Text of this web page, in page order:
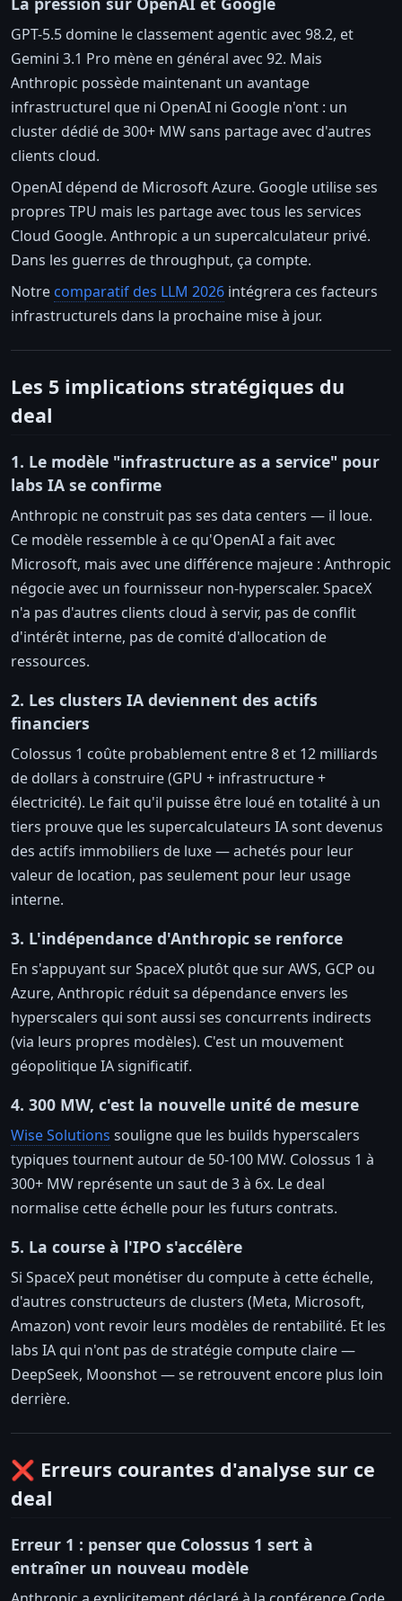
GPT-5.5 domine le classement agentic avec 98.2, et
Gemini 3.1 Pro mène en général avec 92. Mais
Anthropic possède maintenant un avantage
infrastructurel que ni OpenAI ni Google n'ont : un
cluster dédié de 300+ MW sans partage avec d'autres
clients cloud.
OpenAI dépend de Microsoft Azure. Google utilise ses
propres TPU mais les partage avec tous les services
Cloud Google. Anthropic a un supercalculateur privé.
Dans les guerres de throughput, ça compte.
Notre comparatif des LLM 2026 intégrera ces facteurs
infrastructurels dans la prochaine mise à jour.
Les 5 implications stratégiques du
deal
1. Le modèle "infrastructure as a service" pour
labs IA se confirme
Anthropic ne construit pas ses data centers — il loue.
Ce modèle ressemble à ce qu'OpenAI a fait avec
Microsoft, mais avec une différence majeure : Anthropic
négocie avec un fournisseur non-hyperscaler. SpaceX
n'a pas d'autres clients cloud à servir, pas de conflit
d'intérêt interne, pas de comité d'allocation de
ressources.
2. Les clusters IA deviennent des actifs
financiers
Colossus 1 coûte probablement entre 8 et 12 milliards
de dollars à construire (GPU + infrastructure +
électricité). Le fait qu'il puisse être loué en totalité à un
tiers prouve que les supercalculateurs IA sont devenus
des actifs immobiliers de luxe — achetés pour leur
valeur de location, pas seulement pour leur usage
interne.
3. L'indépendance d'Anthropic se renforce
En s'appuyant sur SpaceX plutôt que sur AWS, GCP ou
Azure, Anthropic réduit sa dépendance envers les
hyperscalers qui sont aussi ses concurrents indirects
(via leurs propres modèles). C'est un mouvement
géopolitique IA significatif.
4. 300 MW, c'est la nouvelle unité de mesure
Wise Solutions souligne que les builds hyperscalers
typiques tournent autour de 50-100 MW. Colossus 1 à
300+ MW représente un saut de 3 à 6x. Le deal
normalise cette échelle pour les futurs contrats.
5. La course à l'IPO s'accélère
Si SpaceX peut monétiser du compute à cette échelle,
d'autres constructeurs de clusters (Meta, Microsoft,
Amazon) vont revoir leurs modèles de rentabilité. Et les
labs IA qui n'ont pas de stratégie compute claire —
DeepSeek, Moonshot — se retrouvent encore plus loin
derrière.
❌ Erreurs courantes d'analyse sur ce
deal
Erreur 1 : penser que Colossus 1 sert à
entraîner un nouveau modèle